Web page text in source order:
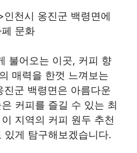
천시 옹진군 백령면에
문화
불어오는 이곳, 커피 향
매력을 한껏 느껴보는
군 백령면은 아름다운
커피를 즐길 수 있는 최
지역의 커피 원두 추천
있게 탐구해보겠습니다.